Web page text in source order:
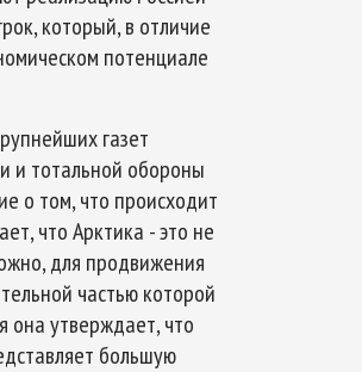
который, в отличие
потенциале
газет
и тотальной обороны
о том, что происходит
что Арктика - это не
для продвижения
частью которой
она утверждает, что
большую